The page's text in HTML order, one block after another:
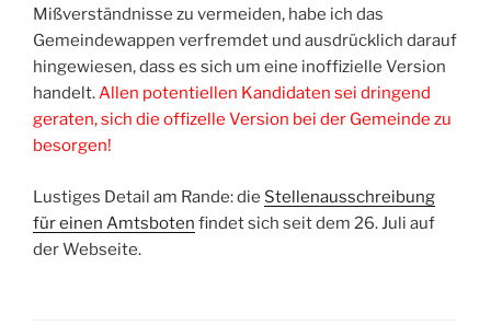
Mißverständnisse zu vermeiden, habe ich das
Gemeindewappen verfremdet und ausdrücklich darauf
hingewiesen, dass es sich um eine inoffizielle Version
handelt.Allen potentiellen Kandidaten sei dringend
geraten, sich die offizelle Version bei der Gemeinde zu
besorgen!
Lustiges Detail am Rande: die Stellenausschreibung
für einen Amtsboten findet sich seit dem 26. Juli auf
der Webseite.